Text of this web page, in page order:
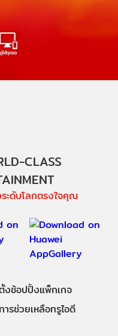
CLASS
ะดับโลกตรงใจคุณ
งช้อปปิ้งแพ็กเกจ
ารช่วยเหลือทรูไอดี